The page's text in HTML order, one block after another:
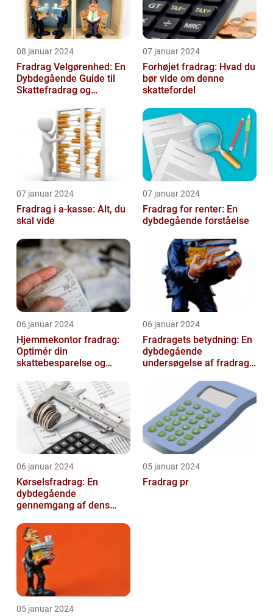
08 januar 2024
Fradrag Velgørenhed: En
Dybdegående Guide til
Skattefradrag og
07 januar 2024
Forhøjet fradrag: Hvad du
bør vide om denne
skattefordel
07 januar 2024
Fradrag i a-kasse: Alt, du
skal vide
07 januar 2024
Fradrag for renter: En
dybdegående forståelse
06 januar 2024
Hjemmekontor fradrag:
Optimér din
skattebesparelse og
06 januar 2024
Fradragets betydning: En
dybdegående
undersøgelse af fradrag
06 januar 2024
Kørselsfradrag: En
dybdegående
gennemgang af dens
over tid
05 januar 2024
Fradrag pr
05 januar 2024